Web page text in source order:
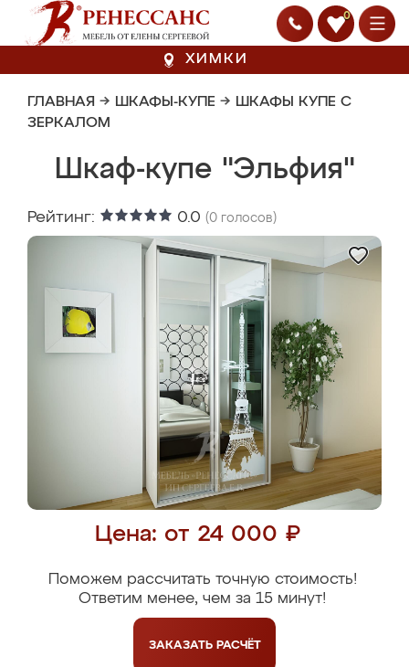
0
ХИМКИ
ГЛАВНАЯ → ШКАФЫ-КУПЕ → ШКАФЫ КУПЕ С
ЗЕРКАЛОМ
Шкаф-купе "Эльфия"
Рейтинг: 0.0 (0 голосов)
Цена: от 24 000 ₽
Поможем рассчитать точную стоимость!
Ответим менее, чем за 15 минут!
ЗАКАЗАТЬ РАСЧЁТ